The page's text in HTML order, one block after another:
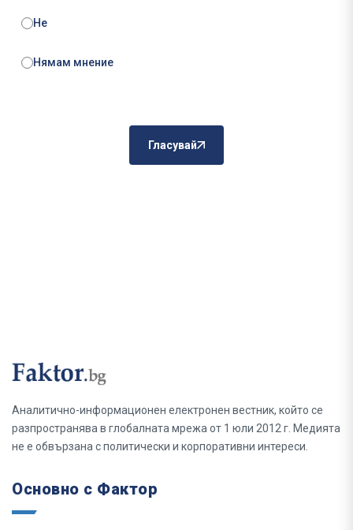
Не
Нямам мнение
Гласувай
Аналитично-информационен електронен вестник, който се
разпространява в глобалната мрежа от 1 юли 2012 г. Медията
не е обвързана с политически и корпоративни интереси.
Основно с Фактор